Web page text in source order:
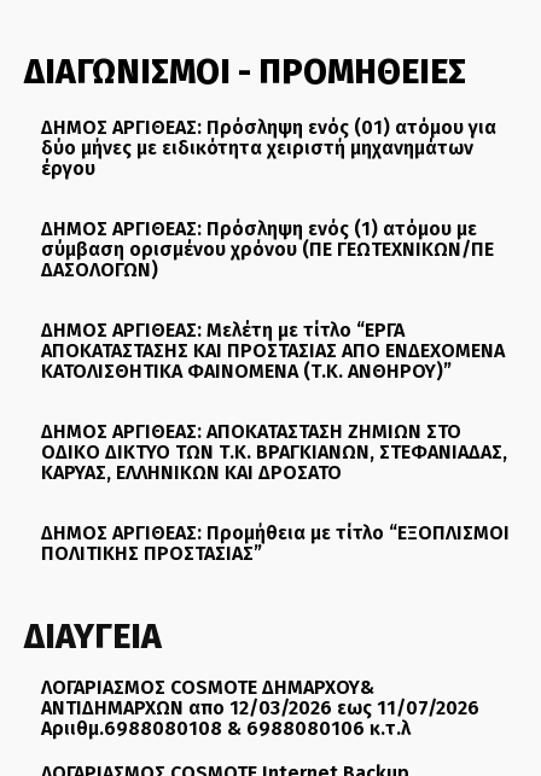
ΔΙΑΓΩΝΙΣΜΟΙ - ΠΡΟΜΗΘΕΙΕΣ
ΔΗΜΟΣ ΑΡΓΙΘΕΑΣ: Πρόσληψη ενός (01) ατόμου για
δύο μήνες με ειδικότητα χειριστή μηχανημάτων
έργου
ΔΗΜΟΣ ΑΡΓΙΘΕΑΣ: Πρόσληψη ενός (1) ατόμου με
σύμβαση ορισμένου χρόνου (ΠΕ ΓΕΩΤΕΧΝΙΚΩΝ/ΠΕ
ΔΑΣΟΛΟΓΩΝ)
ΔΗΜΟΣ ΑΡΓΙΘΕΑΣ: Μελέτη με τίτλο “ΕΡΓΑ
ΑΠΟΚΑΤΑΣΤΑΣΗΣ ΚΑΙ ΠΡΟΣΤΑΣΙΑΣ ΑΠΟ ΕΝΔΕΧΟΜΕΝΑ
ΚΑΤΟΛΙΣΘΗΤΙΚΑ ΦΑΙΝΟΜΕΝΑ (Τ.Κ. ΑΝΘΗΡΟΥ)”
ΔΗΜΟΣ ΑΡΓΙΘΕΑΣ: ΑΠΟΚΑΤΑΣΤΑΣΗ ΖΗΜΙΩΝ ΣΤΟ
ΟΔΙΚΟ ΔΙΚΤΥΟ ΤΩΝ Τ.Κ. ΒΡΑΓΚΙΑΝΩΝ, ΣΤΕΦΑΝΙΑΔΑΣ,
ΚΑΡΥΑΣ, ΕΛΛΗΝΙΚΩΝ ΚΑΙ ΔΡΟΣΑΤΟ
ΔΗΜΟΣ ΑΡΓΙΘΕΑΣ: Προμήθεια με τίτλο “ΕΞΟΠΛΙΣΜΟΙ
ΠΟΛΙΤΙΚΗΣ ΠΡΟΣΤΑΣΙΑΣ”
ΔΙΑΥΓΕΙΑ
ΛΟΓΑΡΙΑΣΜΟΣ COSMOTE ΔΗΜΑΡΧΟΥ&
ΑΝΤΙΔΗΜΑΡΧΩΝ απο 12/03/2026 εως 11/07/2026
Αριιθμ.6988080108 & 6988080106 κ.τ.λ